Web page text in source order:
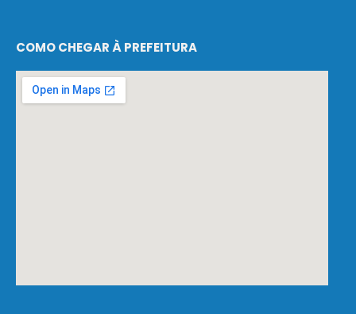
COMO CHEGAR À PREFEITURA